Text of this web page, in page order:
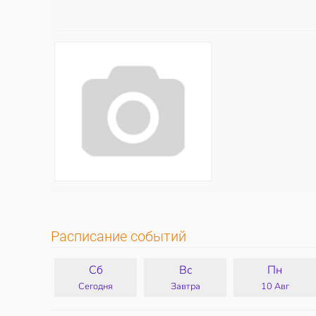
Расписание событий
Сб
Сегодня
Вс
Завтра
Пн
10 Авг